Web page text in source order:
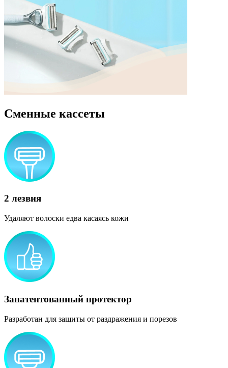
Cменные кассеты
2 лезвия
Удаляют волоски едва касаясь кожи
Запатентованный протектор
Разработан для защиты от раздражения и порезов